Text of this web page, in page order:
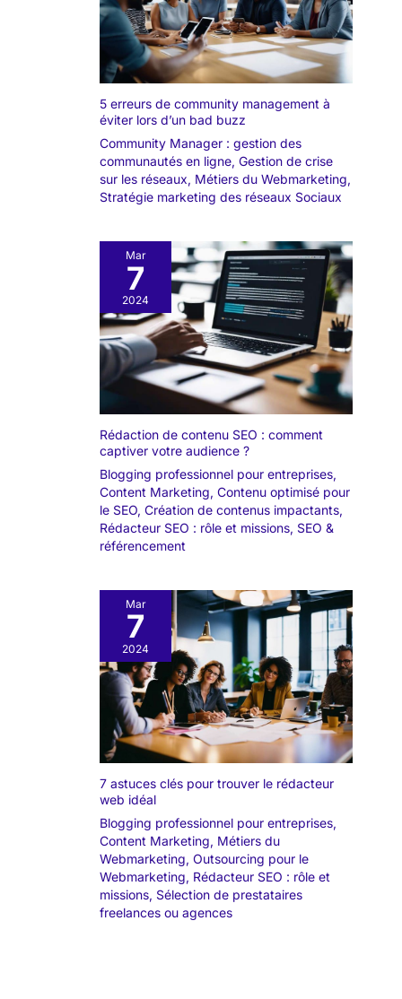
5 erreurs de community management à
éviter lors d’un bad buzz
Community Manager : gestion des
communautés en ligne, Gestion de crise
sur les réseaux, Métiers du Webmarketing,
Stratégie marketing des réseaux Sociaux
Mar
7
2024
Rédaction de contenu SEO : comment
captiver votre audience ?
Blogging professionnel pour entreprises,
Content Marketing, Contenu optimisé pour
le SEO, Création de contenus impactants,
Rédacteur SEO : rôle et missions, SEO &
référencement
Mar
7
2024
7 astuces clés pour trouver le rédacteur
web idéal
Blogging professionnel pour entreprises,
Content Marketing, Métiers du
Webmarketing, Outsourcing pour le
Webmarketing, Rédacteur SEO : rôle et
missions, Sélection de prestataires
freelances ou agences